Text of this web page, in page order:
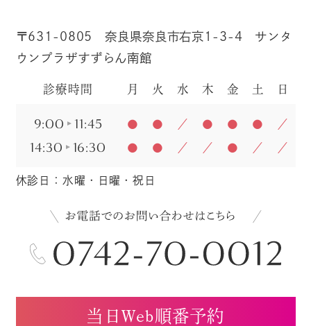
〒631-0805 奈良県奈良市右京1-3-4 サンタ
ウンプラザすずらん南館
診療時間 月 火 水 木 金 土 日
9:00 11:45 ● ● ／ ● ● ● ／
14:30 16:30 ● ● ／ ／ ● ／ ／
休診日：水曜・日曜・祝日
当日Web順番予約